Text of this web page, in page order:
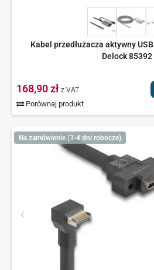
Kabel przedłużacza aktywny
Delock 85392
168,90 zł z VAT
Porównaj produkt
Na zamówienie (3-4 dni robocze)